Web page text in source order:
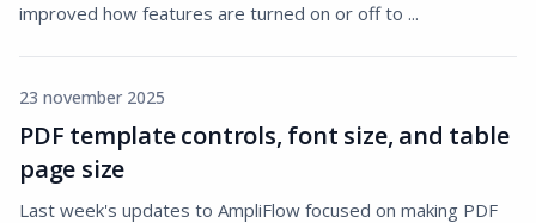
improved how features are turned on or off to ...
23 november 2025
PDF template controls, font size, and table
page size
Last week's updates to AmpliFlow focused on making PDF